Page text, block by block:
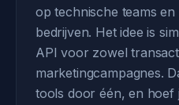
op technische teams
bedrijven. Het idee is
API voor zowel
marketingcampagnes.
tools door één, en hoef